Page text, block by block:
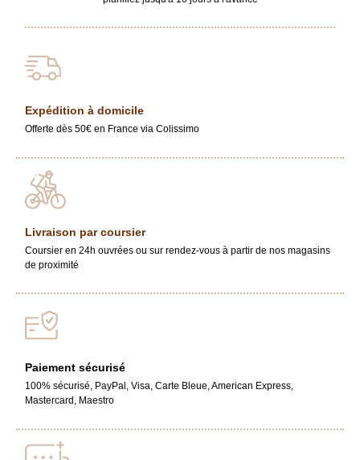
Expédition à domicile
Offerte dès 50€ en France via Colissimo
Livraison par coursier
Coursier en 24h ouvrées ou sur rendez-vous à partir de nos magasins
de proximité
Paiement sécurisé
100% sécurisé, PayPal, Visa, Carte Bleue, American Express,
Mastercard, Maestro